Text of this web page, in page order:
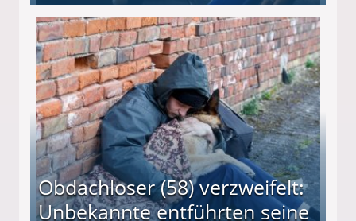
Mutter freigesprochen!
Obdachloser (58) verzweifelt:
Unbekannte entführten seine